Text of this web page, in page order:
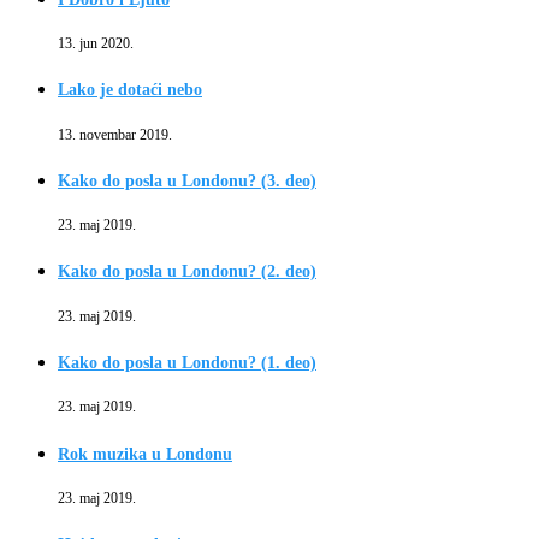
13. jun 2020.
Lako je dotaći nebo
13. novembar 2019.
Kako do posla u Londonu? (3. deo)
23. maj 2019.
Kako do posla u Londonu? (2. deo)
23. maj 2019.
Kako do posla u Londonu? (1. deo)
23. maj 2019.
Rok muzika u Londonu
23. maj 2019.